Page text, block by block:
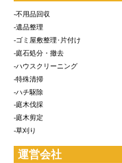
-不用品回収
-遺品整理
-ゴミ屋敷整理･片付け
-庭石処分・撤去
-ハウスクリーニング
-特殊清掃
-ハチ駆除
-庭木伐採
-庭木剪定
-草刈り
運営会社